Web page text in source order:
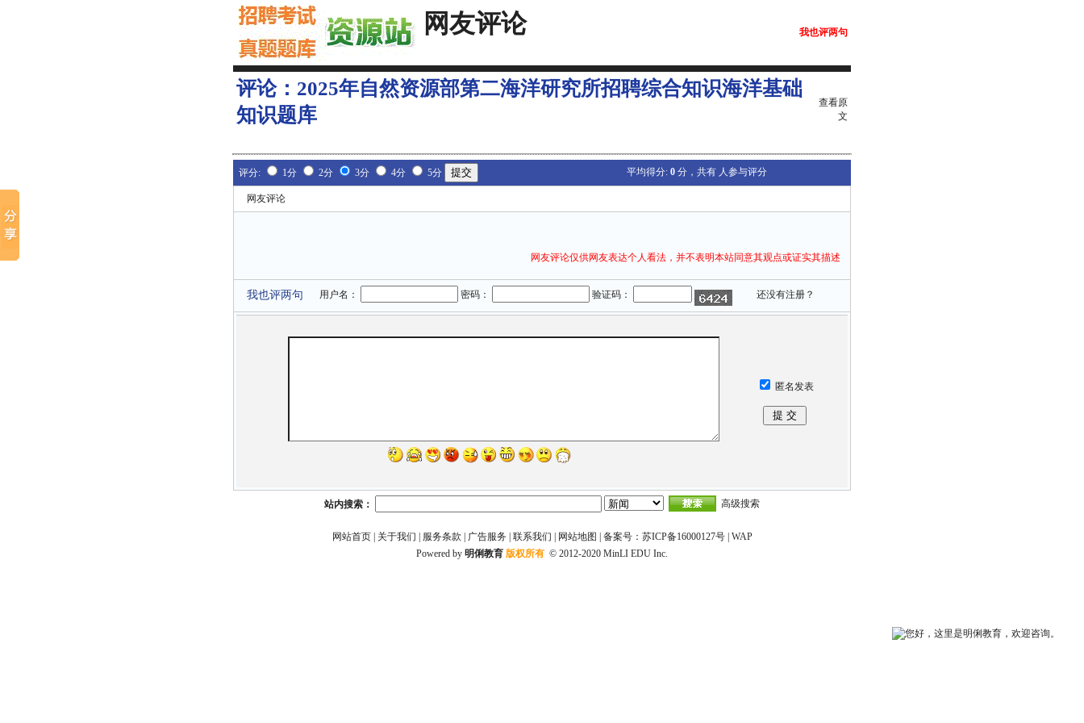
网友评论 我也评两句
评论： 2025年自然资源部第二海洋研究所招聘综合知识海洋基础
知识题库
查看原
文
评分: 1分 2分 3分 4分 5分 平均得分: 0分，共有 人参与评分
网友评论
网友评论仅供网友表达个人看法，并不表明本站同意其观点或证实其描述
我也评两句 用户名： 密码： 验证码： 还没有注册？
匿名发表
站内搜索： 高级搜索
网站首页| 关于我们 服务条款 广告服务 联系我们 网站地图 备案号：苏ICP备16000127号| WAP
Powered by 明俐教育 版权所有 © 2012-2020 MinLI EDU Inc.